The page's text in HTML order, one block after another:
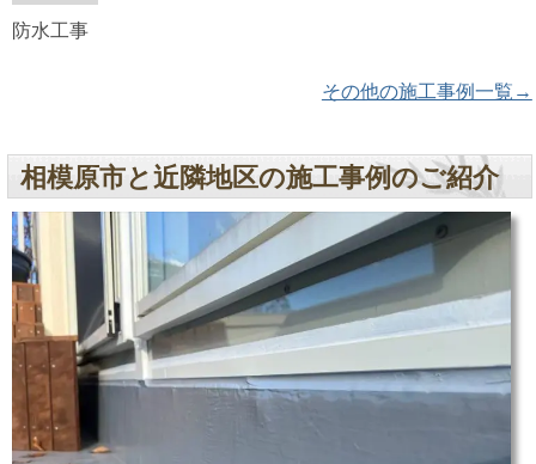
防水工事
その他の施工事例一覧→
相模原市と近隣地区の施工事例のご紹介